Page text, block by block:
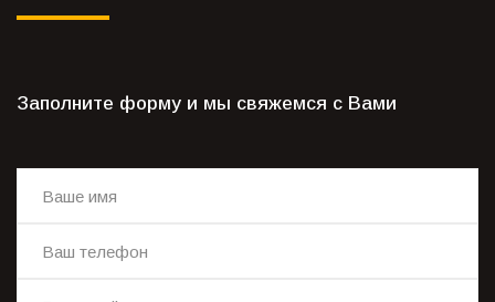
Заполните форму и мы свяжемся с Вами